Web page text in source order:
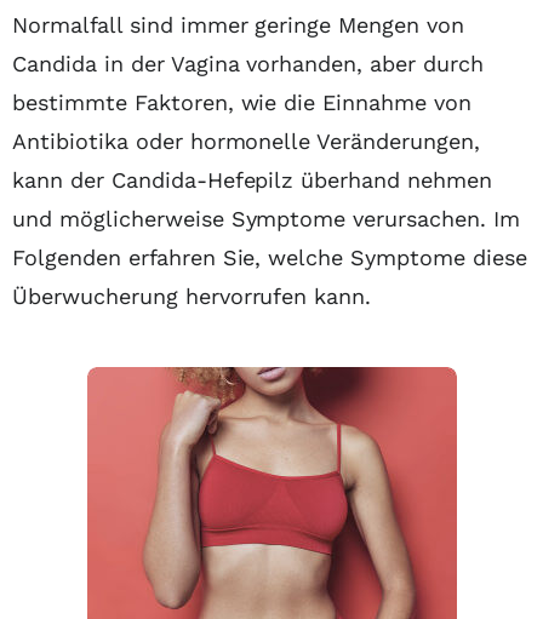
Normalfall sind immer geringe Mengen von
Candida in der Vagina vorhanden, aber durch
bestimmte Faktoren, wie die Einnahme von
Antibiotika oder hormonelle Veränderungen,
kann der Candida-Hefepilz überhand nehmen
und möglicherweise Symptome verursachen. Im
Folgenden erfahren Sie, welche Symptome diese
Überwucherung hervorrufen kann.